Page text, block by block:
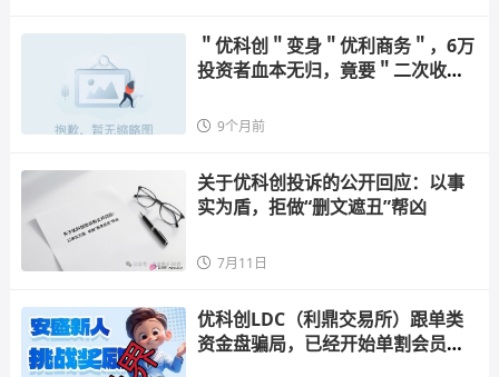
＂优科创＂变身＂优利商务＂，6万
投资者血本无归，竟要＂二次收割
9个月前
关于优科创投诉的公开回应：以事
实为盾，拒做“删文遮丑”帮凶
7月11日
优科创LDC（利鼎交易所）跟单类
资金盘骗局，已经开始单割会员，